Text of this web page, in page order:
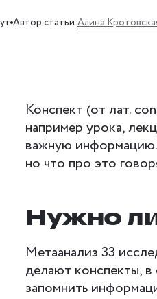
Автор статьи:Алина
Конспект (от лат.
например урока,
важную информацию.
но что про это
Нужно
Метаанализ 33
делают конспекты, в
запомнить